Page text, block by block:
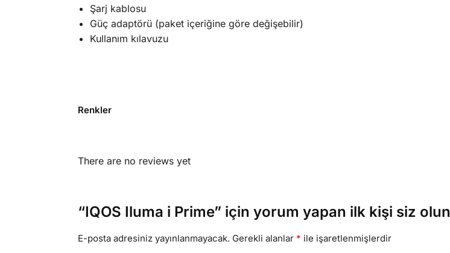
Şarj kablosu
Güç adaptörü (paket içeriğine göre değişebilir)
Kullanım kılavuzu
Renkler
There are no reviews yet
“IQOS Iluma i Prime” için yorum yapan ilk kişi siz olun
E-posta adresiniz yayınlanmayacak. Gerekli alanlar * ile işaretlenmişlerdir